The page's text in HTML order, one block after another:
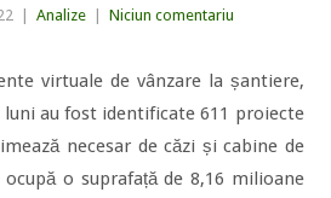
Analize Niciun comentariu
virtuale de vânzare la șantiere,
luni au fost identificate 611 proiecte
necesar de căzi și cabine de
ocupă o suprafață de 8,16 milioane